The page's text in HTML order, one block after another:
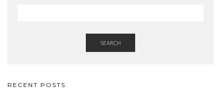
SEARCH
RECENT POSTS